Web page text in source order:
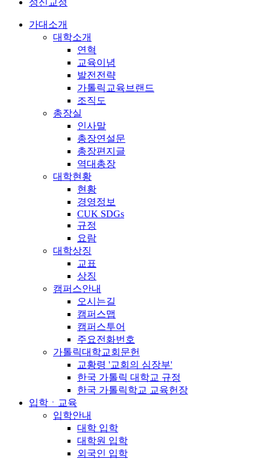
가대소개
대학소개
연혁
교육이념
발전전략
가톨릭교육브랜드
조직도
총장실
인사말
총장연설문
총장편지글
역대총장
대학현황
현황
경영정보
CUK SDGs
규정
요람
대학상징
교표
상징
캠퍼스안내
오시는길
캠퍼스맵
캠퍼스투어
주요전화번호
가톨릭대학교회문헌
교황령 '교회의 심장부'
한국 가톨릭 대학교 규정
한국 가톨릭학교 교육헌장
입학ㆍ교육
입학안내
대학 입학
대학원 입학
외국인 입학